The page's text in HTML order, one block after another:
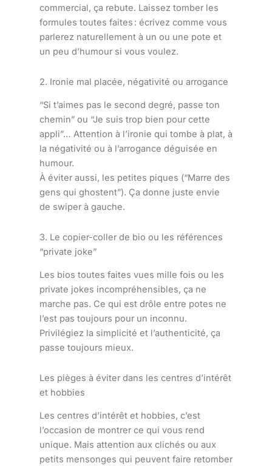
commercial, ça rebute. Laissez tomber les
formules toutes faites : écrivez comme vous
parlerez naturellement à un ou une pote et
un peu d’humour si vous voulez.
2. Ironie mal placée, négativité ou arrogance
“Si t’aimes pas le second degré, passe ton
chemin” ou “Je suis trop bien pour cette
appli”… Attention à l’ironie qui tombe à plat, à
la négativité ou à l’arrogance déguisée en
humour.
À éviter aussi, les petites piques (“Marre des
gens qui ghostent”). Ça donne juste envie
de swiper à gauche.
3. Le copier-coller de bio ou les références
“private joke”
Les bios toutes faites vues mille fois ou les
private jokes incompréhensibles, ça ne
marche pas. Ce qui est drôle entre potes ne
l’est pas toujours pour un inconnu.
Privilégiez la simplicité et l’authenticité, ça
passe toujours mieux.
Les pièges à éviter dans les centres d’intérêt
et hobbies
Les centres d’intérêt et hobbies, c’est
l’occasion de montrer ce qui vous rend
unique. Mais attention aux clichés ou aux
petits mensonges qui peuvent faire retomber